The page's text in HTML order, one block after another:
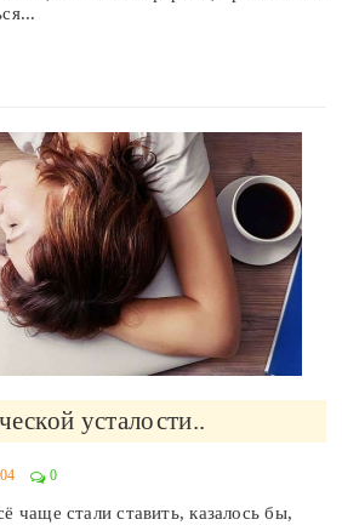
усталости..
0
чаще стали ставить, казалось бы,